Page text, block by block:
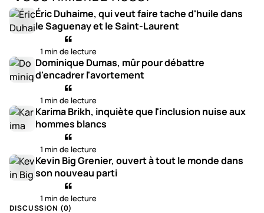
Éric Duhaime, qui veut faire tache d'huile dans
le Saguenay et le Saint-Laurent
1 min de lecture
Dominique Dumas, mûr pour débattre
d'encadrer l'avortement
1 min de lecture
Karima Brikh, inquiète que l'inclusion nuise aux
hommes blancs
1 min de lecture
Kevin Big Grenier, ouvert à tout le monde dans
son nouveau parti
1 min de lecture
DISCUSSION (0)